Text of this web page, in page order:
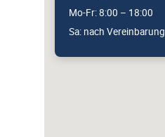
Mo-Fr: 8:00 – 18:00
Sa: nach Vereinbarung